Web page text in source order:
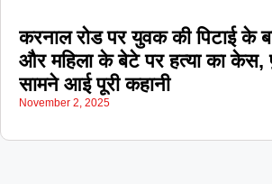
करनाल रोड पर युवक की पिटाई के
और महिला के बेटे पर हत्या का केस,
सामने आई पूरी कहानी
November 2, 2025